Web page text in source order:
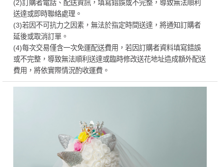
(2)訂購者電話、配送資訊，填寫錯誤或不完整，導致無法順利
送達或即時聯絡處理。
(3)若因不可抗力之因素，無法於指定時間送達，將通知訂購者
延後或取消訂單。
(4)每次交易僅含一次免運配送費用，若因訂購者資料填寫錯誤
或不完整，導致無法順利送達或臨時修改送花地址造成額外配送
費用，將依實際情況酌收運費。